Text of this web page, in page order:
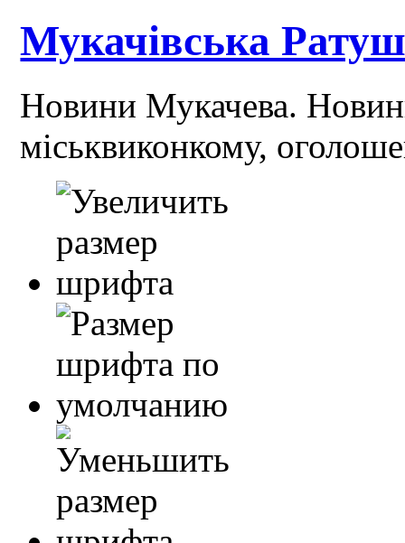
Мукачівська
Новини Мукачева.
міськвиконкому,